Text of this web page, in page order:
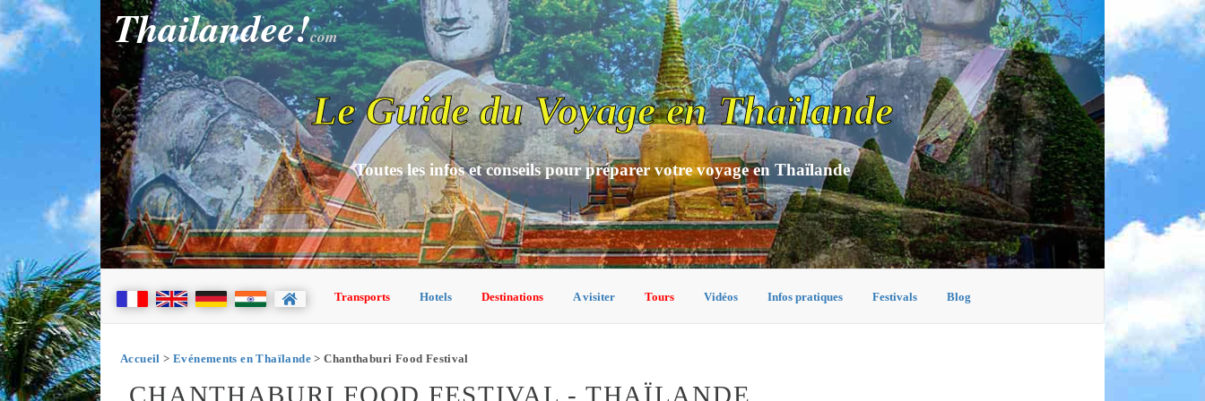
Thailandee!com
Le Guide du Voyage en Thaïlande
Toutes les infos et conseils pour préparer votre voyage en Thaïlande
Transports Hotels Destinations A visiter Tours Vidéos Infos pratiques Festivals Blog
Accueil > Evénements en Thaïlande> Chanthaburi Food Festival
CHANTHABURI FOOD FESTIVAL - THAÏLANDE